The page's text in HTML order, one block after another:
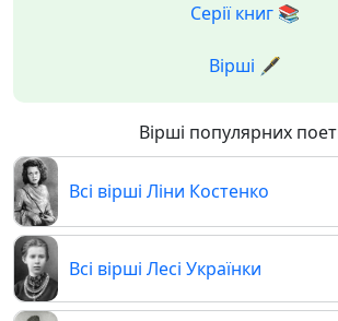
Серії книг 📚
Вірші 🖋️
Вірші популярних
Всі вірші Ліни Костенко
Всі вірші Лесі Українки